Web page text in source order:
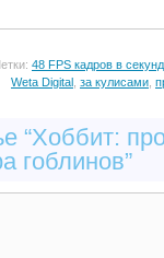
48 FPS кадров в
Weta Digital за кулисами
“Хоббит:
гоблинов”